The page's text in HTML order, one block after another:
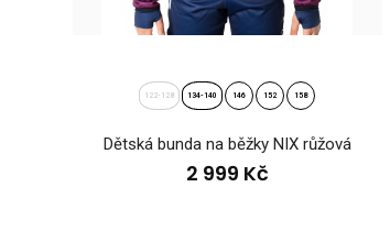
122-128 134-140 146 152 158
Dětská bunda na běžky NIX růžová
2 999 Kč